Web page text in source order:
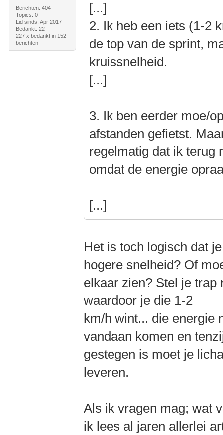
Berichten: 404
Topics: 0
Lid sinds: Apr 2017
Bedankt: 22
227 x bedankt in 152
berichten
[...]
2. Ik heb een iets (1-2
de top van de sprint,
kruissnelheid.
[...]
3. Ik ben eerder moe/
afstanden gefietst.
regelmatig dat ik terug
omdat de energie
[...]
Het is toch logisch dat
hogere snelheid? Of
elkaar zien? Stel je trap
waardoor je die 1-2
km/h wint... die energie
vandaan komen en
gestegen is moet je
leveren.
Als ik vragen mag; wat
ik lees al jaren allerlei